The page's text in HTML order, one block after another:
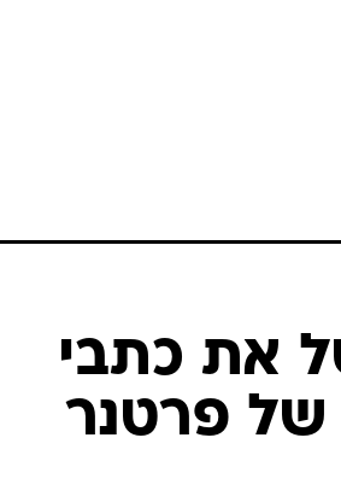
את כתבי
של פרטנר